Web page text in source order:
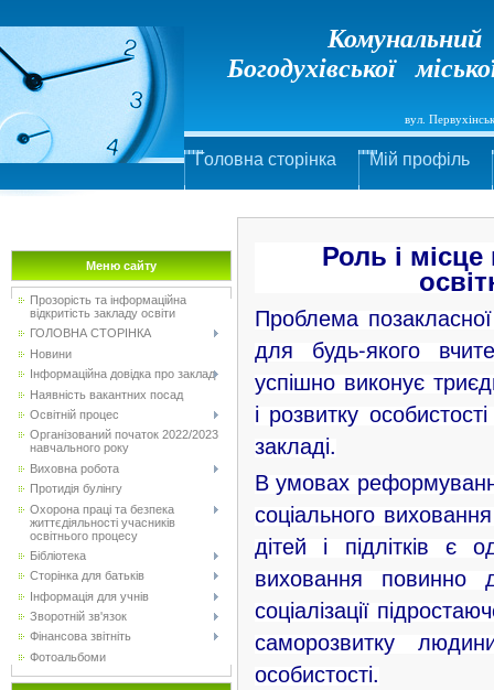
Богодухівської
вул.
Головна сторінка Мій профіль
Меню сайту
Прозорість та інформаційна
відкритість закладу освіти
ГОЛОВНА СТОРІНКА
Новини
Інформаційна довідка про заклад
Наявність вакантних посад
Освітній процес
Організований початок 2022/2023
навчального року
Виховна робота
Протидія булінгу
Охорона праці та безпека
життєдіяльності учасників
освітнього процесу
Бібліотека
Сторінка для батьків
Інформація для учнів
Зворотній зв'язок
Фінансова звітніть
Фотоальбоми
Роль і
Проблема
для будь-якого
успішно виконує
і розвитку
закладі.
В умовах
соціального
дітей і підлітків є
виховання повинно
соціалізації
саморозвитку
особистості.